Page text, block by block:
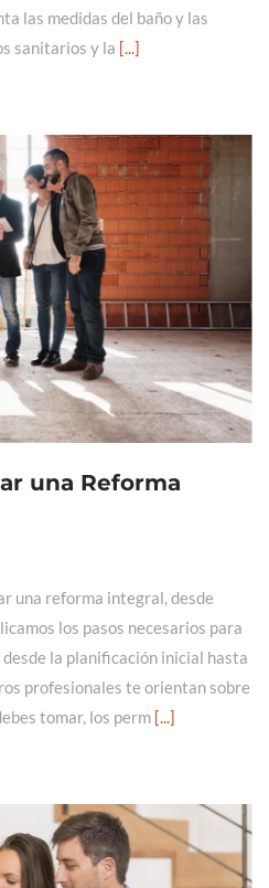
las medidas del baño y las
sanitarios y la [...]
una Reforma
una reforma integral, desde
los pasos necesarios para
la planificación inicial hasta
profesionales te orientan sobre
tomar, los perm [...]